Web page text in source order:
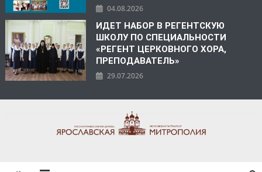
04.08.2026
ИДЕТ НАБОР В РЕГЕНТСКУЮ
ШКОЛУ ПО СПЕЦИАЛЬНОСТИ
«РЕГЕНТ ЦЕРКОВНОГО ХОРА,
ПРЕПОДАВАТЕЛЬ»
29.07.2026